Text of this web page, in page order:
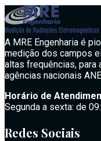
A MRE Engenharia é
medição dos campos
altas frequências, para
agências nacionais
Horário de
Segunda a sexta: de
Redes Sociais